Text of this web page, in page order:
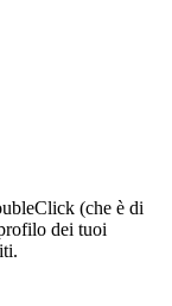
(che è di
dei tuoi